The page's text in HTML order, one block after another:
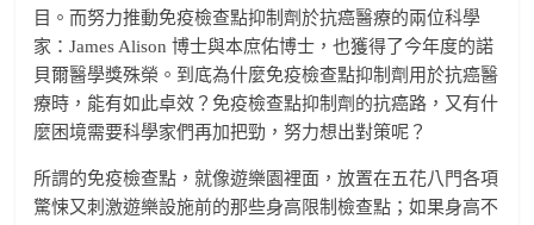
目。而努力推動免疫檢查點抑制劑於抗癌醫療的兩位科學
家：James Alison 博士與本庶佑博士，也獲得了今年度的諾
貝爾醫學獎殊榮。到底為什麼免疫檢查點抑制劑用於抗癌醫
療時，能有如此卓效？免疫檢查點抑制劑的抗癌路，又有什
麼困境需要科學家們再加把勁，努力想出對策呢？
所謂的免疫檢查點，就像遊樂園裡面，放置在五花八門各項
驚悚又刺激遊樂設施前的那些身高限制檢查點；如果身高不